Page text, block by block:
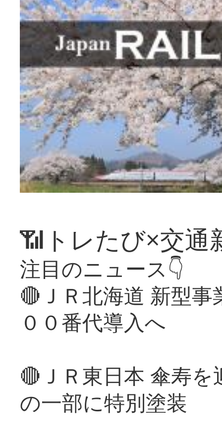
📶トレたび×交通
注目のニュース👇
🔴ＪＲ北海道 新型
００番代導入へ
🔴ＪＲ東日本 傘寿
の一部に特別塗装